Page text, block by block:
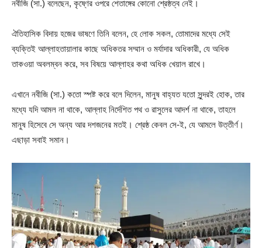
নবীজি (সা.) বলেছেন, কৃষ্ণের ওপরে শেতাঙ্গের কোনো শ্রেষ্ঠত্ব নেই।
ঐতিহাসিক বিদায় হজের ভাষণে তিনি বলেন, হে লোক সকল, তোমাদের মধ্যে সেই
ব্যক্তিই আল্লাহতায়ালার কাছে অধিকতর সম্মান ও মর্যাদার অধিকারী, যে অধিক
তাকওয়া অবলম্বন করে, সব বিষয়ে আল্লাহর কথা অধিক খেয়াল রাখে।
এখানে নবীজি (সা.) কতো স্পষ্ট করে বলে দিলেন, মানুষ বাহ্যত যতো সুন্দরই হোক, তার
মধ্যে যদি আমল না থাকে, আল্লাহ নির্দেশিত পথ ও রাসুলের আদর্শ না থাকে, তাহলে
মানুষ হিসেবে সে অন্য আর দশজনের মতই। শ্রেষ্ঠ কেবল সে-ই, যে আমলে উত্তীর্ণ।
এছাড়া সবাই সমান।